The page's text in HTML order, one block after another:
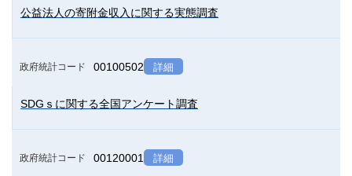
公益法人の寄附金収入に関する実態調査
政府統計コード 00100502 詳細
SDGｓに関する全国アンケート調査
政府統計コード 00120001 詳細